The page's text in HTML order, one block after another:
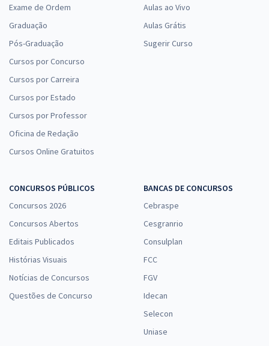
Exame de Ordem
Graduação
Pós-Graduação
Cursos por Concurso
Cursos por Carreira
Cursos por Estado
Cursos por Professor
Oficina de Redação
Cursos Online Gratuitos
Aulas ao Vivo
Aulas Grátis
Sugerir Curso
CONCURSOS PÚBLICOS
Concursos 2026
Concursos Abertos
Editais Publicados
Histórias Visuais
Notícias de Concursos
Questões de Concurso
BANCAS DE CONCURSOS
Cebraspe
Cesgranrio
Consulplan
FCC
FGV
Idecan
Selecon
Uniase